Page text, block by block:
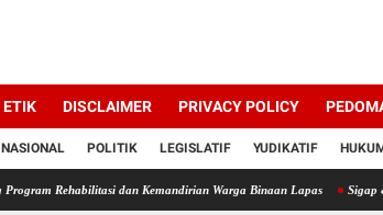
ETIK DISCLAIMER PRIVACY POLICY
NASIONAL POLITIK LEGISLATIF YUDIKATIF
dan Kemandirian Warga Binaan Lapas Sigap & Tanggap